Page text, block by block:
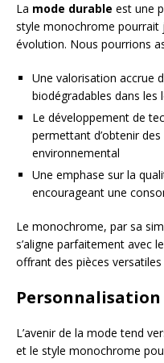
La mode durable est une
style monochrome pourrait
évolution. Nous pourrions
Une valorisation accrue
biodégradables dans
Le développement de
permettant d’obtenir
environnemental
Une emphase sur la
encourageant une
Le monochrome, par sa
s’aligne parfaitement avec
offrant des pièces
L’avenir de la mode tend
et le style monochrome